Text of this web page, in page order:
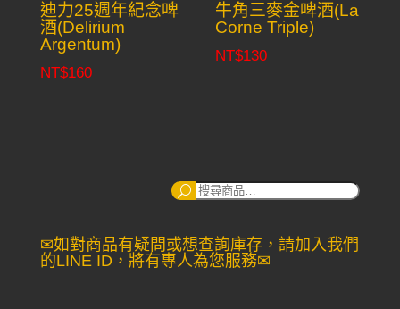
迪力25週年紀念啤
酒(Delirium
Argentum)
NT$160
牛角三麥金啤酒(La
Corne Triple)
NT$130
搜
✉如對商品有疑問或想查詢庫存，請加入我們
的LINE ID，將有專人為您服務✉